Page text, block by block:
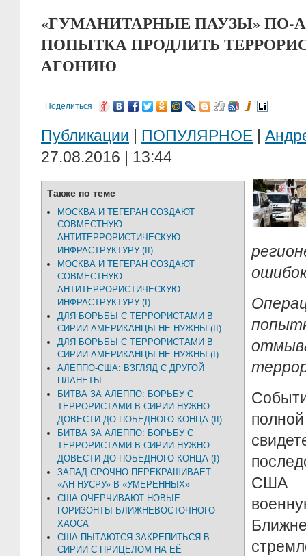
«ГУМАНИТАРНЫЕ ПАУЗЫ» ПО-
ПОПЫТКА ПРОДЛИТЬ
АГОНИЮ
Поделиться
Публикации | ПОПУЛЯРНОЕ |
27.08.2016 | 13:44
Также по теме
МОСКВА И ТЕГЕРАН СОЗДАЮТ
СОВМЕСТНУЮ
АНТИТЕРРОРИСТИЧЕСКУЮ
ИНФРАСТРУКТУРУ (II)
МОСКВА И ТЕГЕРАН СОЗДАЮТ
СОВМЕСТНУЮ
АНТИТЕРРОРИСТИЧЕСКУЮ
ИНФРАСТРУКТУРУ (I)
ДЛЯ БОРЬБЫ С ТЕРРОРИСТАМИ В
СИРИИ АМЕРИКАНЦЫ НЕ НУЖНЫ (II)
ДЛЯ БОРЬБЫ С ТЕРРОРИСТАМИ В
СИРИИ АМЕРИКАНЦЫ НЕ НУЖНЫ (I)
АЛЕППО-США: ВЗГЛЯД С ДРУГОЙ
ПЛАНЕТЫ
БИТВА ЗА АЛЕППО: БОРЬБУ С
ТЕРРОРИСТАМИ В СИРИИ НУЖНО
ДОВЕСТИ ДО ПОБЕДНОГО КОНЦА (II)
БИТВА ЗА АЛЕППО: БОРЬБУ С
ТЕРРОРИСТАМИ В СИРИИ НУЖНО
ДОВЕСТИ ДО ПОБЕДНОГО КОНЦА (I)
ЗАПАД СРОЧНО ПЕРЕКРАШИВАЕТ
«АН-НУСРУ» В «УМЕРЕННЫХ»
США ОЧЕРЧИВАЮТ НОВЫЕ
ГОРИЗОНТЫ БЛИЖНЕВОСТОЧНОГО
ХАОСА
США ПЫТАЮТСЯ ЗАКРЕПИТЬСЯ В
СИРИИ С ПРИЦЕЛОМ НА ЕЁ
США